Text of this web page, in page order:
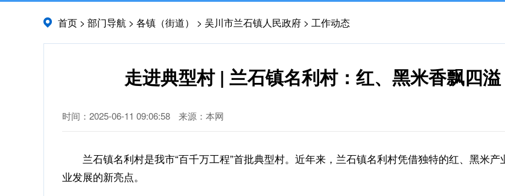
首页 > 部门导航 > 各镇（街道） > 吴川市兰石镇人民政府 > 工作动态
走进典型村 | 兰石镇名利村：红、黑米香飘四
时间：2025-06-11 09:06:58 来源：本网
兰石镇名利村是我市“百千万工程”首批典型村。近年来，兰石镇名利村凭借独特的红、黑米
业发展的新亮点。